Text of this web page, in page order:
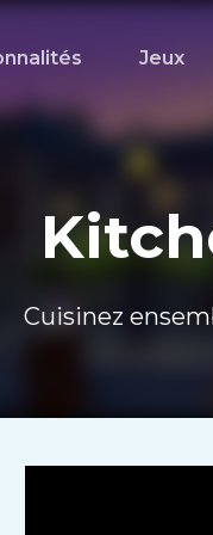
Jeux
Cuisinez